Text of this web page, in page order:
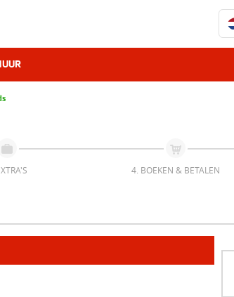
4. BOEKEN & BETALEN